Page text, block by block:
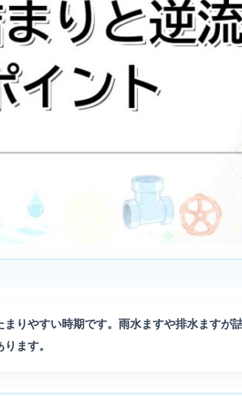
を
防
ぐ
確
ン
ト
りやすい時期です。雨水ますや排水ますが
ます。